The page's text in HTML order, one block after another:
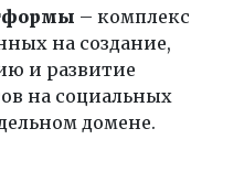
– комплекс
на создание,
и развитие
на социальных
домене.